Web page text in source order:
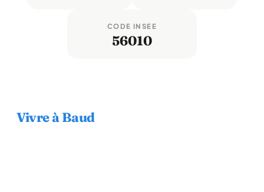
CODE INSEE
56010
Vivre à Baud